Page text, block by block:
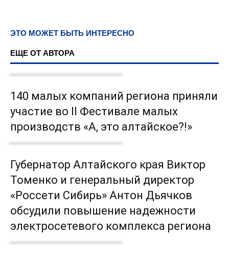
ЭТО МОЖЕТ БЫТЬ ИНТЕРЕСНО
ЕЩЕ ОТ АВТОРА
140 малых компаний региона приняли
участие во II Фестивале малых
производств «А, это алтайское?!»
Губернатор Алтайского края Виктор
Томенко и генеральный директор
«Россети Сибирь» Антон Дьячков
обсудили повышение надежности
электросетевого комплекса региона